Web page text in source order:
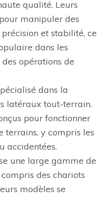
qualité. Leurs
manipuler des
et stabilité, ce
dans les
opérations de
dans la
latéraux tout-terrain.
pour fonctionner
terrains, y compris les
accidentées.
une large gamme de
des chariots
modèles se